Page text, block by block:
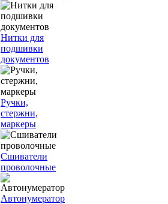
Нитки для
подшивки
документов
Ручки,
стержни,
маркеры
Сшиватели
проволочные
Автонумератор